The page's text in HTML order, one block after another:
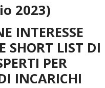
2023)
INTERESSE
SHORT LIST DI
PER
INCARICHI